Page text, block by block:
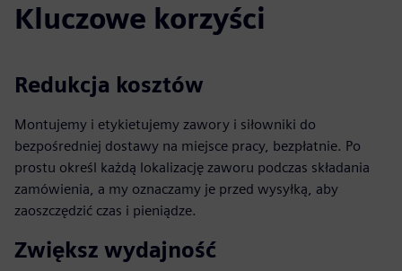
Kluczowe korzyści
Redukcja kosztów
Montujemy i etykietujemy zawory i siłowniki do
bezpośredniej dostawy na miejsce pracy, bezpłatnie. Po
prostu określ każdą lokalizację zaworu podczas składania
zamówienia, a my oznaczamy je przed wysyłką, aby
zaoszczędzić czas i pieniądze.
Zwiększ wydajność